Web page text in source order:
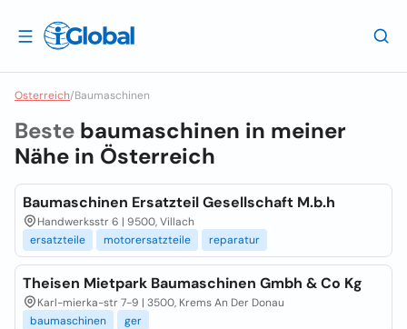
Osterreich/Baumaschinen
Beste baumaschinen in meiner
Nähe in Österreich
Baumaschinen Ersatzteil Gesellschaft M.b.h
Handwerksstr 6 | 9500, Villach
ersatzteile
motorersatzteile reparatur
Theisen Mietpark Baumaschinen Gmbh & Co Kg
Karl-mierka-str 7-9 | 3500, Krems An Der Donau
baumaschinen
ger